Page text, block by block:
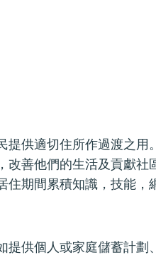
供適切住所作過渡之用
改善他們的生活及貢獻社
住期間累積知識，技能，
提供個人或家庭儲蓄計劃